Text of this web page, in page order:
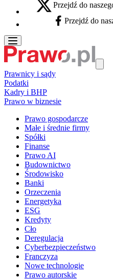
X - otwiera się w nowej karcie
Przejdź do
Facebook - otwiera się
Przejdź do
Prawnicy i sądy
Podatki
Kadry i BHP
Prawo w biznesie
Prawo gospodarcze
Małe i średnie firmy
Spółki
Finanse
Prawo AI
Budownictwo
Środowisko
Banki
Orzeczenia
Energetyka
ESG
Kredyty
Cło
Deregulacja
Cyberbezpieczeństwo
Franczyza
Nowe technologie
Prawo autorskie